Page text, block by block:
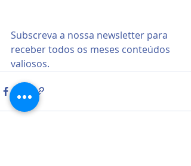
Subscreva a nossa newsletter para
receber todos os meses conteúdos
valiosos.